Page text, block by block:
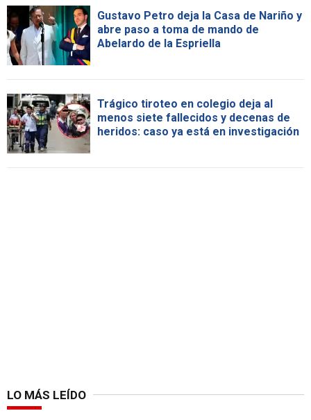
Gustavo Petro deja la Casa de Nariño y
abre paso a toma de mando de
Abelardo de la Espriella
Trágico tiroteo en colegio deja al
menos siete fallecidos y decenas de
heridos: caso ya está en investigación
LO MÁS LEÍDO